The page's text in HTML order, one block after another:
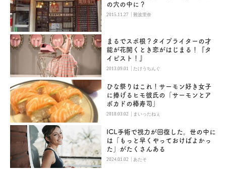
の穴の中に？
2015.11.27 |難波里奈
まるでスポ根？タイプライターの才
能が花開くとき恋がはじまる！『タ
イピスト！』
2013.09.01 | たけうちんぐ
ひな祭りはこれ！サーモン好き女子
に捧げるヒモ彼氏の「サーモンとア
ボカドの棒寿司」
2018.03.02 | まいったねぇ
ICL手術で視力が回復した。世の中に
は「もっと早くやっておけばよかっ
た」がたくさんある
2024.01.02 |あたそ